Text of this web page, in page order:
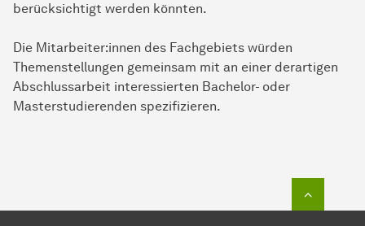
berücksichtigt werden könnten.
Die Mitarbeiter:innen des Fachgebiets würden
Themenstellungen gemeinsam mit an einer derartigen
Abschlussarbeit interessierten Bachelor- oder
Masterstudierenden spezifizieren.